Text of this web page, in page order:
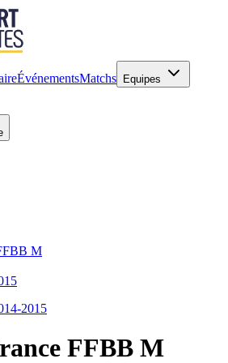
ÉvénementsMatchs Equipes
M
2015
FFBB M